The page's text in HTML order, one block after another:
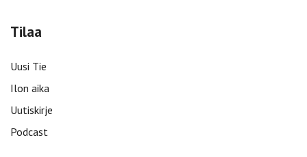
Tilaa
Uusi Tie
Ilon aika
Uutiskirje
Podcast